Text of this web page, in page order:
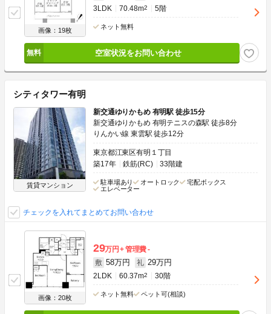
画像：19枚
3LDK 70.48m2 5階
ネット無料
空室状況をお問い合わせ
シティタワー有明
賃貸マンション
新交通ゆりかもめ 有明駅 徒歩15分
新交通ゆりかもめ 有明テニスの森駅 徒歩8分
りんかい線 東雲駅 徒歩12分
東京都江東区有明１丁目
築17年
鉄筋(RC) 33階建
駐車場あり オートロック
宅配ボックス
エレベーター
チェックを入れてまとめてお問い合わせ
画像：20枚
29万円 管理費-
敷 58万円 礼 29万円
2LDK 60.37m2 30階
ネット無料 ペット可(相談)